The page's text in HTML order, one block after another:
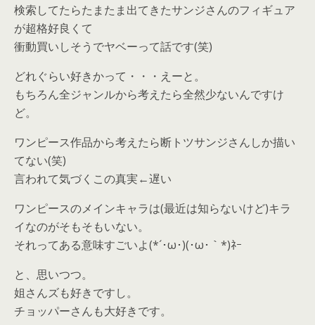
検索してたらたまたま出てきたサンジさんのフィギュア
が超格好良くて
衝動買いしそうでヤベーって話です(笑)
どれぐらい好きかって・・・えーと。
もちろん全ジャンルから考えたら全然少ないんですけ
ど。
ワンピース作品から考えたら断トツサンジさんしか描い
てない(笑)
言われて気づくこの真実←遅い
ワンピースのメインキャラは(最近は知らないけど)キラ
イなのがそもそもいない。
それってある意味すごいよ(*´･ω･)(･ω･｀*)ﾈｰ
と、思いつつ。
姐さんズも好きですし。
チョッパーさんも大好きです。